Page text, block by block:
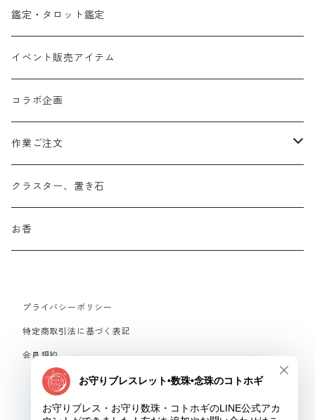
鑑定・タロット鑑定
イベント販売アイテム
コラボ企画
作業ご注文
お守り数珠
お守り数珠ブレスレット
フルオーダーメイド
クラスター、置き石
お香
プライバシーポリシー
特定商取引法に基づく表記
会員規約
© お守りブレス・お守り数珠・コトホギ